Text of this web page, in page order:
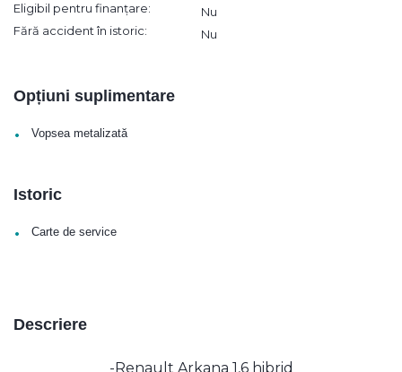
Eligibil pentru finanțare:
Nu
Fără accident în istoric:
Nu
Opțiuni suplimentare
• Vopsea metalizată
Istoric
• Carte de service
Descriere
-Renault Arkana 1,6 hibrid